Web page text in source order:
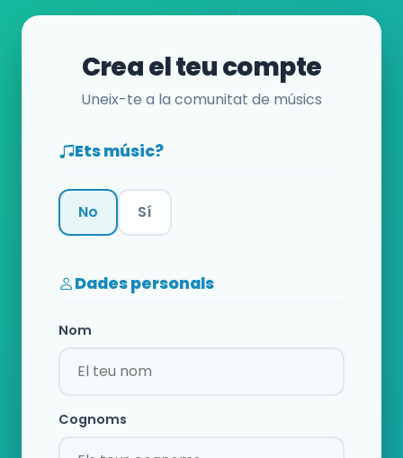
Crea el teu compte
Uneix-te a la comunitat de músics
Ets músic?
No Sí
Dades personals
Nom
Cognoms